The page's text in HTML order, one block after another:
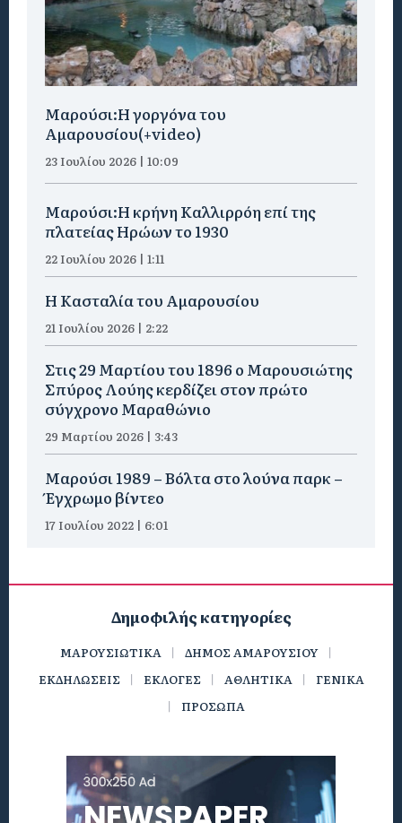
Μαρούσι:H γοργόνα του
Αμαρουσίου(+video)
23 Ιουλίου 2026 | 10:09
Μαρούσι:Η κρήνη Καλλιρρόη επί της
πλατείας Ηρώων το 1930
22 Ιουλίου 2026 | 1:11
Η Κασταλία του Αμαρουσίου
21 Ιουλίου 2026 | 2:22
Στις 29 Μαρτίου του 1896 ο Μαρουσιώτης
Σπύρος Λούης κερδίζει στον πρώτο
σύγχρονο Μαραθώνιο
29 Μαρτίου 2026 | 3:43
Μαρούσι 1989 – Βόλτα στο λούνα παρκ –
Έγχρωμο βίντεο
17 Ιουλίου 2022 | 6:01
Δημοφιλής κατηγορίες
ΜΑΡΟΥΣΙΩΤΙΚΑ
ΔΗΜΟΣ ΑΜΑΡΟΥΣΙΟΥ
ΕΚΔΗΛΩΣΕΙΣ
ΕΚΛΟΓΕΣ ΑΘΛΗΤΙΚΑ
ΓΕΝΙΚΑ
ΠΡΟΣΩΠΑ